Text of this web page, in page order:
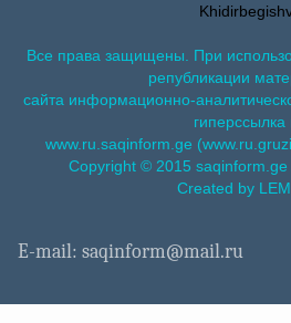
Все права защищены. При
републикации
сайта информационно-
гиперссылка
www.ru.saqinform.ge
Copyright © 2015 saqinform.ge
Created by
E-mail: saqinform@mail.ru